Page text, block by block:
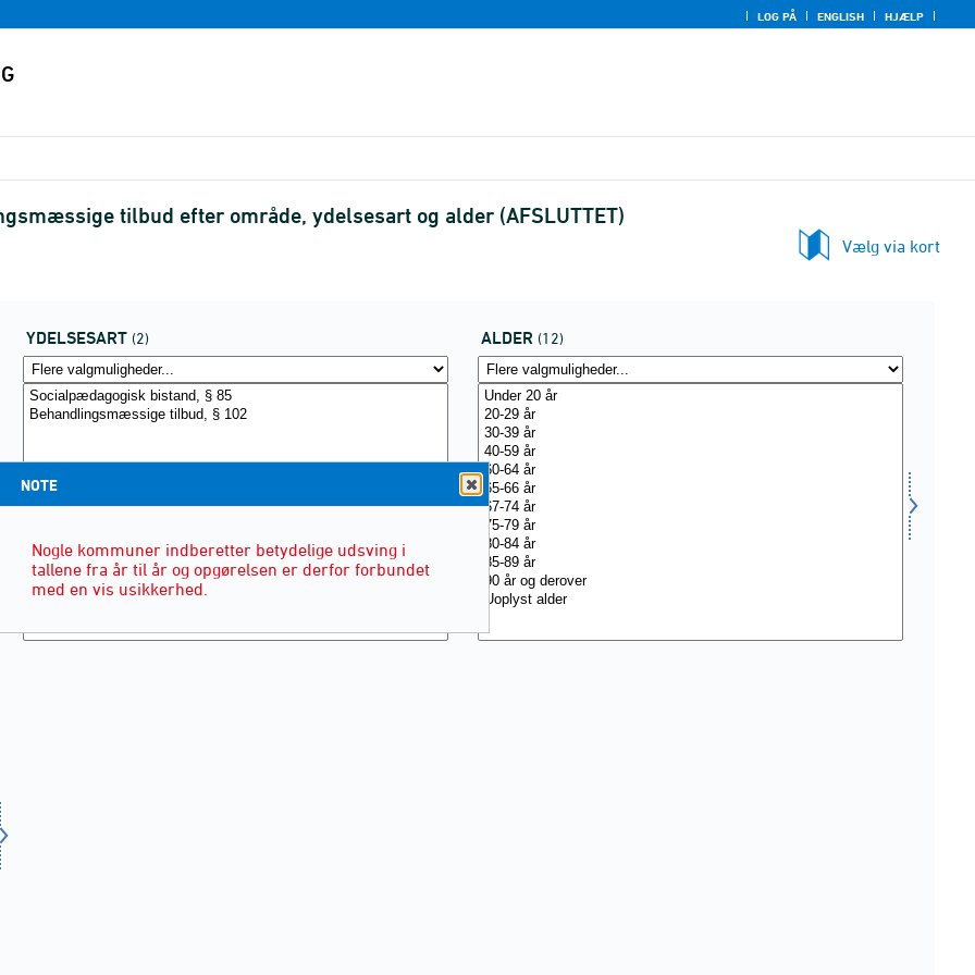
LOG PÅ ENGLISH HJÆLP
tilbud efter område, ydelsesart og alder (AFSLUTTET)
Vælg via kort
YDELSESART (2) ALDER (12)
NOTE
Nogle kommuner indberetter betydelige udsving i
tallene fra år til år og opgørelsen er derfor forbundet
med en vis usikkerhed.